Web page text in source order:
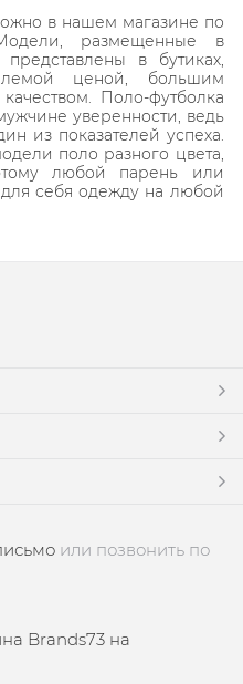
в нашем магазине по
размещенные в
в бутиках,
ценой, большим
Поло-футболка
уверенности, ведь
из показателей успеха.
поло разного цвета,
любой парень или
себя одежду на любой
или позвонить по